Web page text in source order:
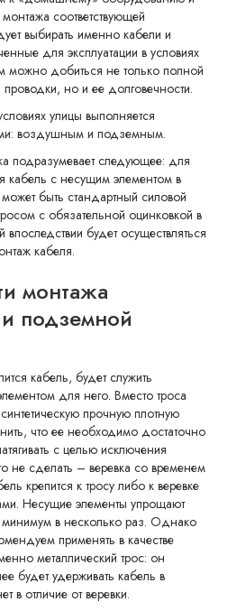
соответствующей
выбирать именно кабели и
для эксплуатации в условиях
можно добиться не только полной
но и ее долговечности.
улицы выполняется
воздушным и подземным.
подразумевает следующее: для
кабель с несущим элементом в
быть стандартный силовой
с обязательной оцинковкой в
впоследствии будет осуществляться
кабеля.
монтажа
подземной
кабель, будет служить
для него. Вместо троса
прочную плотную
что ее необходимо достаточно
с целью исключения
не сделать – веревка со временем
крепится к тросу либо к веревке
Несущие элементы упрощают
в несколько раз. Однако
применять в качестве
металлический трос: он
будет удерживать кабель в
в отличие от веревки.